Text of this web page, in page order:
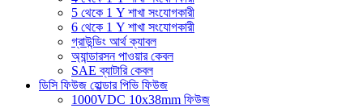
5 থেকে 1 Y শাখা সংযোগকারী
6 থেকে 1 Y শাখা সংযোগকারী
গ্রাউন্ডিং আর্থ ক্যাবল
অ্যান্ডারসন পাওয়ার কেবল
SAE ব্যাটারি কেবল
ডিসি ফিউজ হোল্ডার পিভি ফিউজ
1000VDC 10x38mm ফিউজ